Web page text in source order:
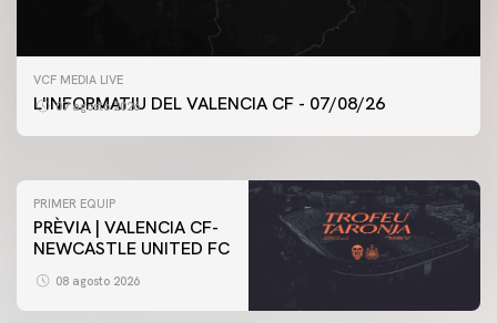
VCF MEDIA LIVE
L'INFORMATIU DEL VALENCIA CF - 07/08/26
07 agosto 2026
PRIMER EQUIP
ENTRENAMENT DEL VALENCIA CF 7/8/2026
PRIMER EQUIP
PRÈVIA | VALENCIA CF-
NEWCASTLE UNITED FC
08 agosto 2026